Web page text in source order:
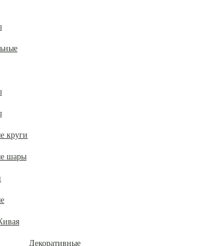
круги
шары
Декоративные